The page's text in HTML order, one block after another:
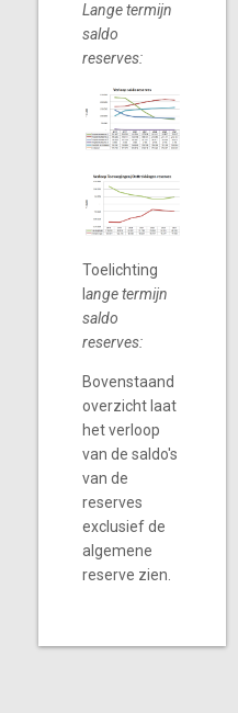
Lange termijn
saldo
reserves:
Toelichting
lange termijn
saldo
reserves:
Bovenstaand
overzicht laat
het verloop
van de saldo's
van de
reserves
exclusief de
algemene
reserve zien.